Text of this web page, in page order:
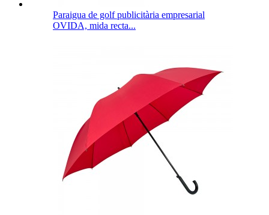
Paraigua de golf publicitària empresarial
OVIDA, mida recta...